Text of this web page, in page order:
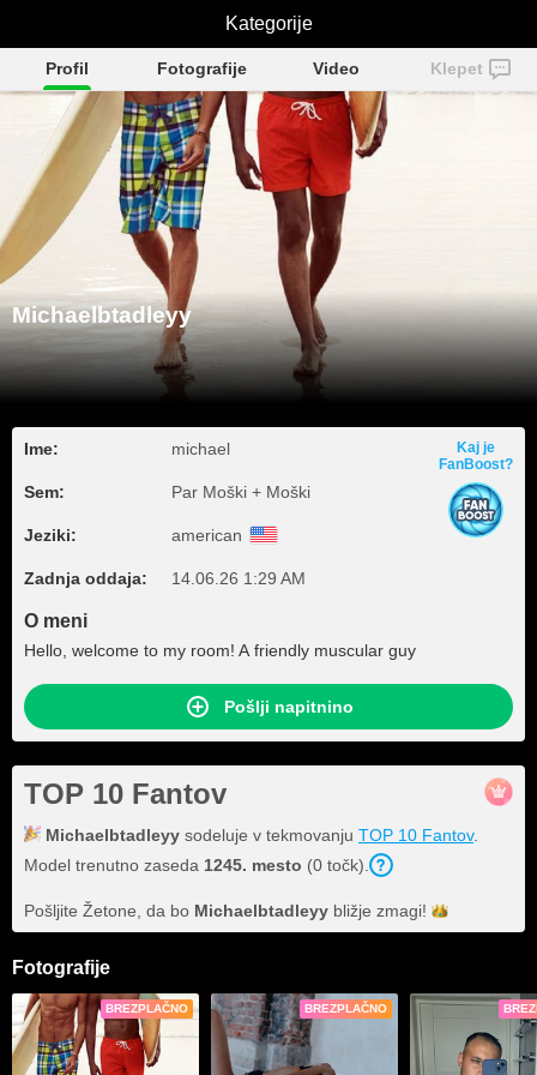
Michaelbtadleyy
Profil Fotografije Video Klepet
Michaelbtadleyy
Ime: michael
Sem: Par Moški + Moški
Jeziki: american
Zadnja oddaja: 14.06.26 1:29 AM
Kaj je
FanBoost?
O meni
Hello, welcome to my room! A friendly muscular guy
Pošlji napitnino
TOP 10 Fantov
Michaelbtadleyy sodeluje v tekmovanju TOP 10 Fantov.
Model trenutno zaseda 1245. mesto (0 točk).
Pošljite Žetone, da bo Michaelbtadleyy bližje zmagi!
Fotografije
BREZPLAČNO BREZPLAČNO
Kategorije